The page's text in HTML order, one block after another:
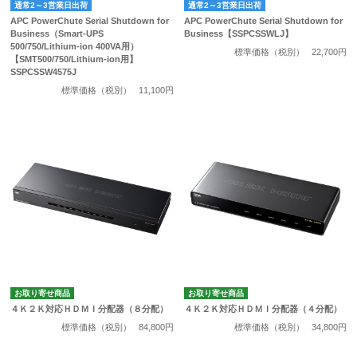
通常2～3営業日出荷
APC PowerChute Serial Shutdown for
Business（Smart-UPS
500/750/Lithium-ion 400VA用）
【SMT500/750/Lithium-ion用】
SSPCSSW4575J
標準価格（税別）
11,100円
通常2～3営業日出荷
APC PowerChute Serial Shutdown for
Business【SSPCSSWLJ】
標準価格（税別）
22,700円
お取り寄せ商品
４Ｋ２Ｋ対応ＨＤＭＩ分配器（８分配）
標準価格（税別）
84,800円
お取り寄せ商品
４Ｋ２Ｋ対応ＨＤＭＩ分配器（４分配）
標準価格（税別）
34,800円